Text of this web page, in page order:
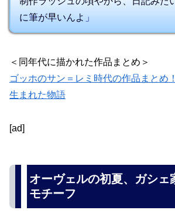
に筆が早いんよ」
＜同年代に描かれた作品まとめ＞
ゴッホのサン＝レミ時代の作品まとめ
生まれた物語
[ad]
オーヴェルの初夏、ガシェ
モチーフ